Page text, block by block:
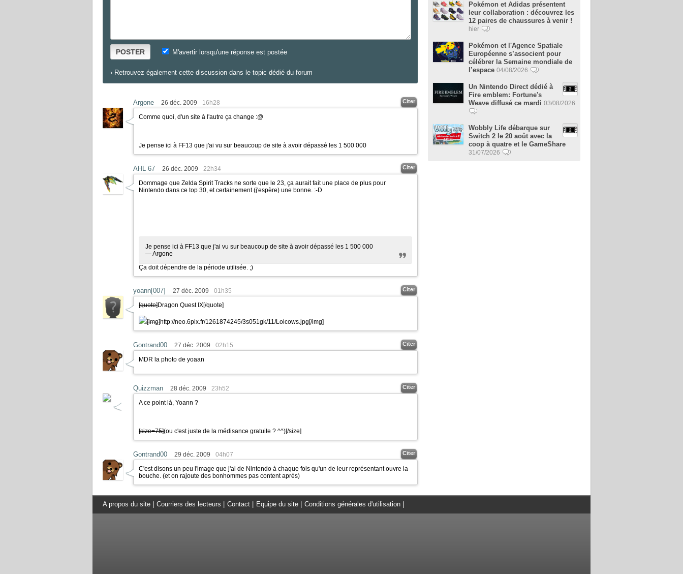
POSTER M'avertir lorsqu'une réponse est postée
› Retrouvez également cette discussion dans le topic dédié du forum
Argone 26 déc. 2009 16h28 Citer
Comme quoi, d'un site à l'autre ça change :@
Je pense ici à FF13 que j'ai vu sur beaucoup de site à avoir dépassé les 1 500 000
AHL 67 26 déc. 2009 22h34 Citer
Dommage que Zelda Spirit Tracks ne sorte que le 23, ça aurait fait une place de plus pour
Nintendo dans ce top 30, et certainement (j'espère) une bonne. :-D
Je pense ici à FF13 que j'ai vu sur beaucoup de site à avoir dépassé les 1 500 000
— Argone
Ça doit dépendre de la période utilisée. ;)
yoann[007] 27 déc. 2009 01h35 Citer
[quote]Dragon Quest IX[/quote]
[img]http://neo.6pix.fr/1261874245/3s051gk/11/Lolcows.jpg[/img]
Gontrand00 27 déc. 2009 02h15 Citer
MDR la photo de yoaan
Quizzman 28 déc. 2009 23h52 Citer
A ce point là, Yoann ?
[size=75](ou c'est juste de la médisance gratuite ? ^^)[/size]
Gontrand00 29 déc. 2009 04h07 Citer
C'est disons un peu l'image que j'ai de Nintendo à chaque fois qu'un de leur représentant ouvre la
bouche. (et on rajoute des bonhommes pas content après)
Pokémon et Adidas présentent
leur collaboration : découvrez les
12 paires de chaussures à venir !
hier
Pokémon et l'Agence Spatiale
Européenne s’associent pour
célébrer la Semaine mondiale de
l’espace 04/08/2026
Un Nintendo Direct dédié à
Fire emblem: Fortune's
Weave diffusé ce mardi 03/08/2026
Wobbly Life débarque sur
Switch 2 le 20 août avec la
coop à quatre et le GameShare
31/07/2026
A propos du site Courriers des lecteurs Contact Equipe du site Conditions générales d'utilisation